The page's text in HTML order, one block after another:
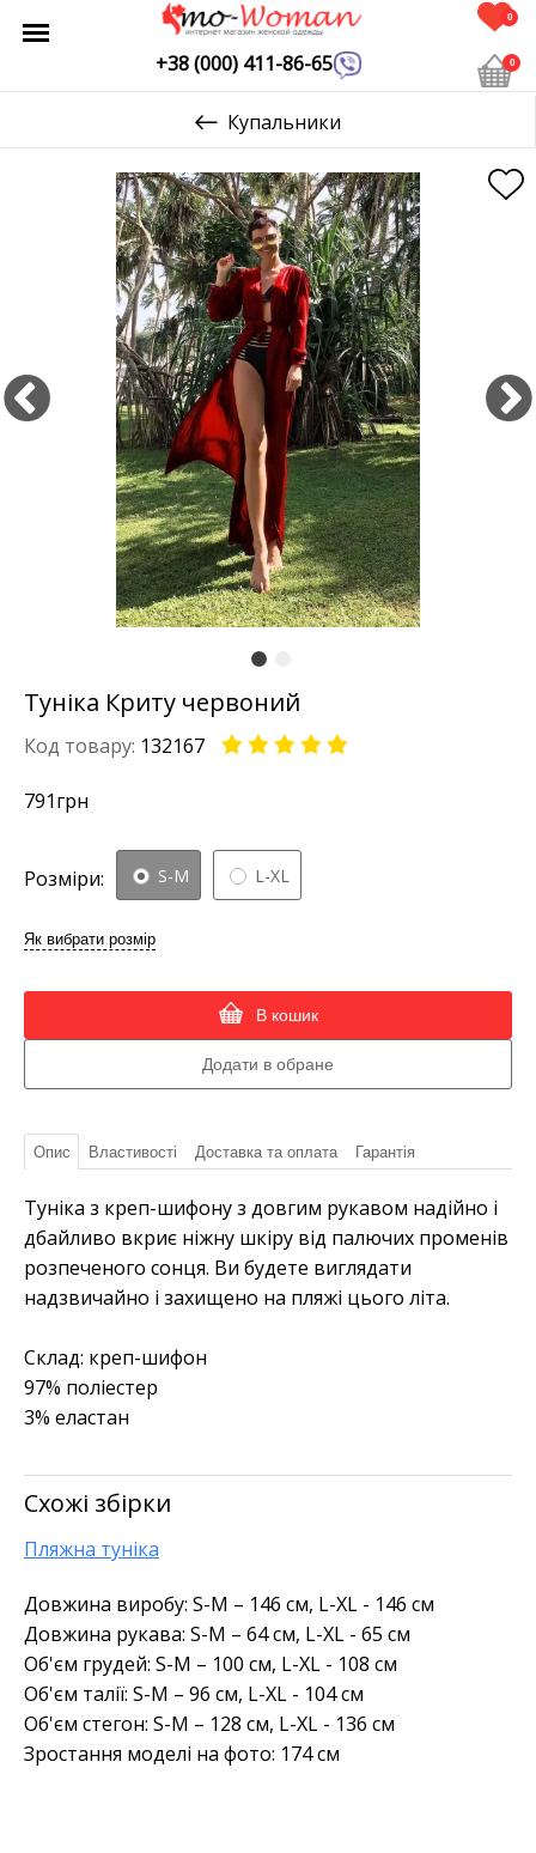
+38 (000) 411-86-65
0
0
Купальники
Туніка Криту червоний
Код товару: 132167
791грн
Розміри: S-M L-XL
Як вибрати розмір
В кошик
Опис Властивості Доставка та оплата Гарантія
Туніка з креп-шифону з довгим рукавом надійно і
дбайливо вкриє ніжну шкіру від палючих променів
розпеченого сонця. Ви будете виглядати
надзвичайно і захищено на пляжі цього літа.
Склад: креп-шифон
97% поліестер
3% еластан
Схожі збірки
Пляжна туніка
Довжина виробу: S-M – 146 см, L-XL - 146 см
Довжина рукава: S-M – 64 см, L-XL - 65 см
Об'єм грудей: S-M – 100 см, L-XL - 108 см
Об'єм талії: S-M – 96 см, L-XL - 104 см
Об'єм стегон: S-M – 128 см, L-XL - 136 см
Зростання моделі на фото: 174 см